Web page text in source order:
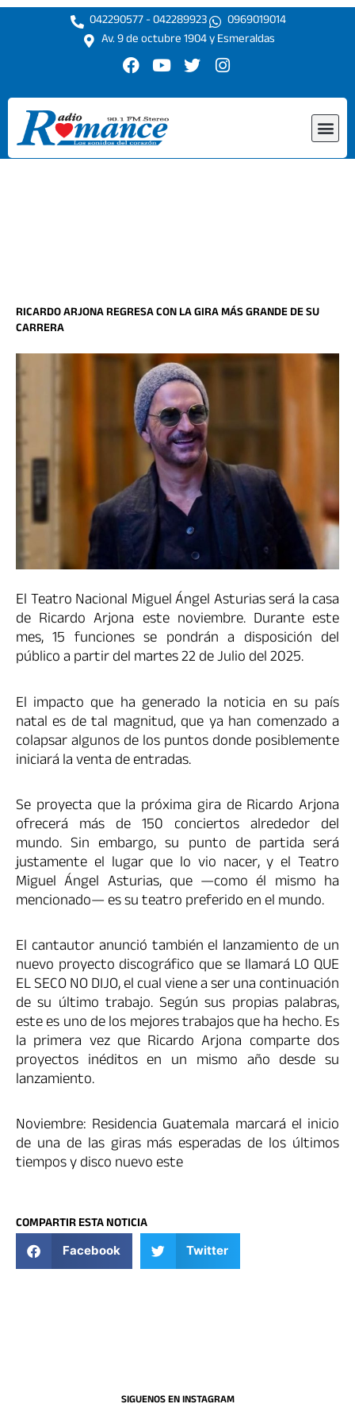
Ir
042290577 - 042289923
0969019014
Av. 9 de octubre 1904 y Esmeraldas
F
c
e
b
o
o
Y
u
t
u
b
e
T
i
r
I
s
r
RICARDO ARJONA REGRESA CON LA GIRA MÁS GRANDE DE SU
CARRERA
El Teatro Nacional Miguel Ángel Asturias será la casa
de Ricardo Arjona este noviembre. Durante este
mes, 15 funciones se pondrán a disposición del
público a partir del martes 22 de Julio del 2025.
El impacto que ha generado la noticia en su país
natal es de tal magnitud, que ya han comenzado a
colapsar algunos de los puntos donde posiblemente
iniciará la venta de entradas.
Se proyecta que la próxima gira de Ricardo Arjona
ofrecerá más de 150 conciertos alrededor del
mundo. Sin embargo, su punto de partida será
justamente el lugar que lo vio nacer, y el Teatro
Miguel Ángel Asturias, que —como él mismo ha
mencionado— es su teatro preferido en el mundo.
El cantautor anunció también el lanzamiento de un
nuevo proyecto discográfico que se llamará LO QUE
EL SECO NO DIJO, el cual viene a ser una continuación
de su último trabajo. Según sus propias palabras,
este es uno de los mejores trabajos que ha hecho. Es
la primera vez que Ricardo Arjona comparte dos
proyectos inéditos en un mismo año desde su
lanzamiento.
Noviembre: Residencia Guatemala marcará el inicio
de una de las giras más esperadas de los últimos
tiempos y disco nuevo este
COMPARTIR ESTA NOTICIA
Facebook Twitter
SIGUENOS EN INSTAGRAM